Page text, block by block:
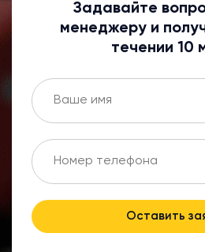
Задавайте
менеджеру и
течении 10
Оставить